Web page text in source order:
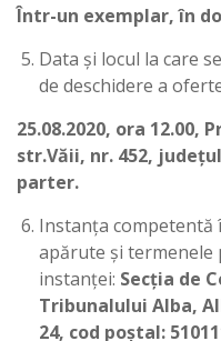
Într-un exemplar, în
Data și locul la care
de deschidere a
25.08.2020, ora 12.00,
str.Văii, nr. 452,
parter.
Instanța
apărute și termenele
instanței: Secția de
Tribunalului Alba,
24, cod poștal: